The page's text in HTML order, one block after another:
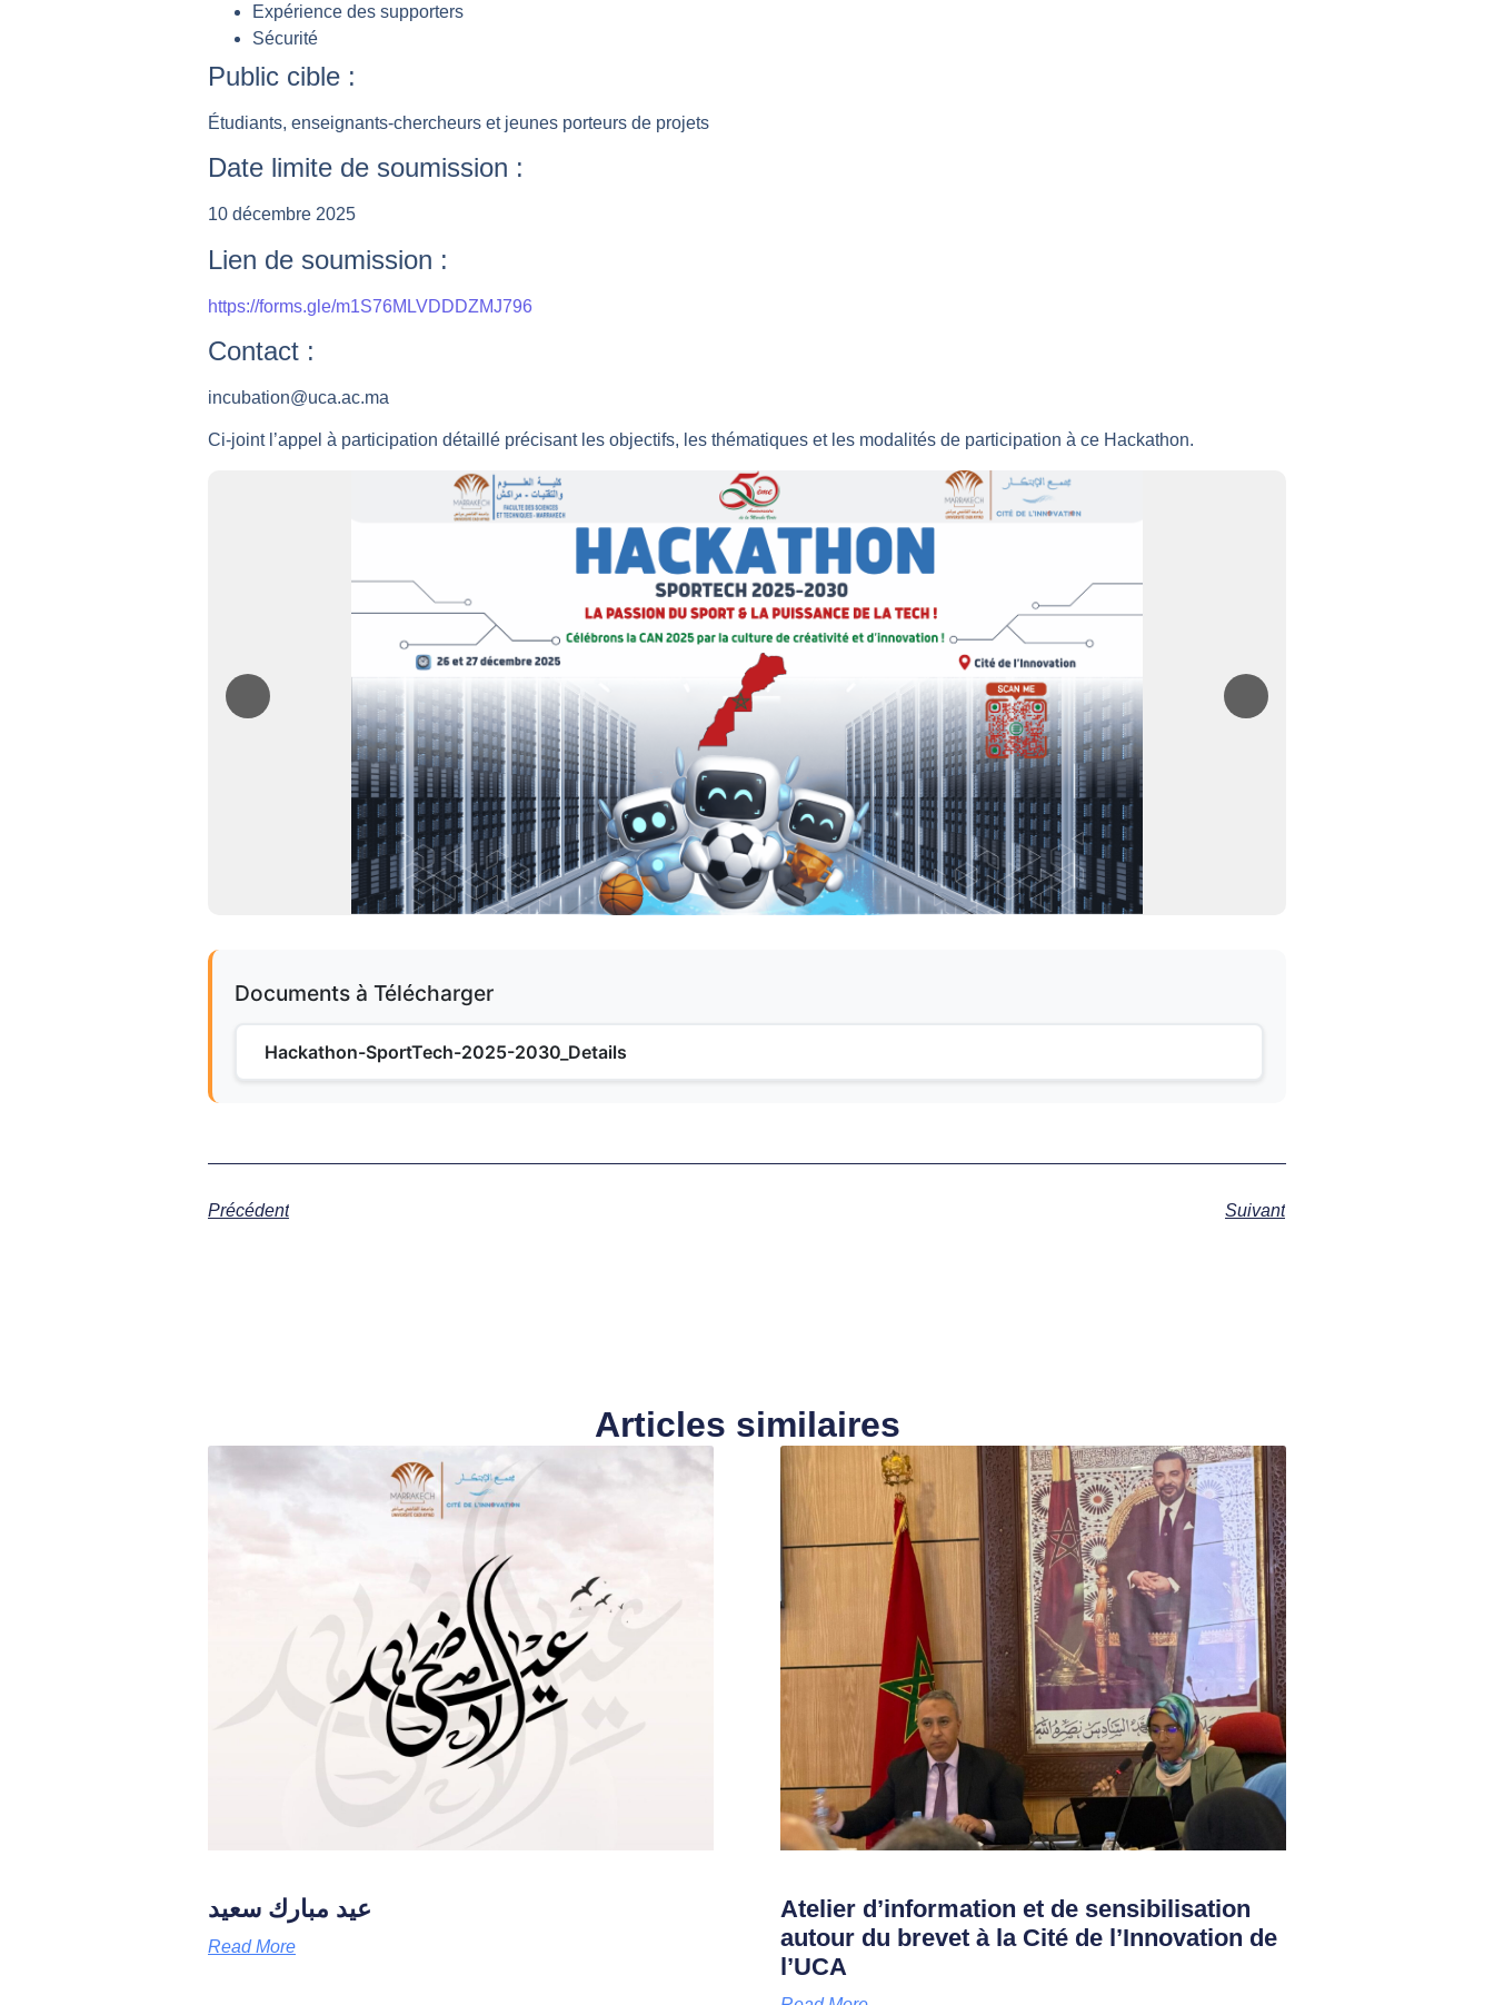
Expérience des supporters
Sécurité
Public cible :
Étudiants, enseignants-chercheurs et jeunes porteurs de projets
Date limite de soumission :
10 décembre 2025
Lien de soumission :
https://forms.gle/m1S76MLVDDDZMJ796
Contact :
incubation@uca.ac.ma
Ci-joint l’appel à participation détaillé précisant les objectifs, les thématiques et les modalités de participation à ce Hackathon.
Documents à Télécharger
Hackathon-SportTech-2025-2030_Details
Précédent Suivant
Articles similaires
عيد مبارك سعيد
Read More
Atelier d’information et de sensibilisation
autour du brevet à la Cité de l’Innovation de
l’UCA